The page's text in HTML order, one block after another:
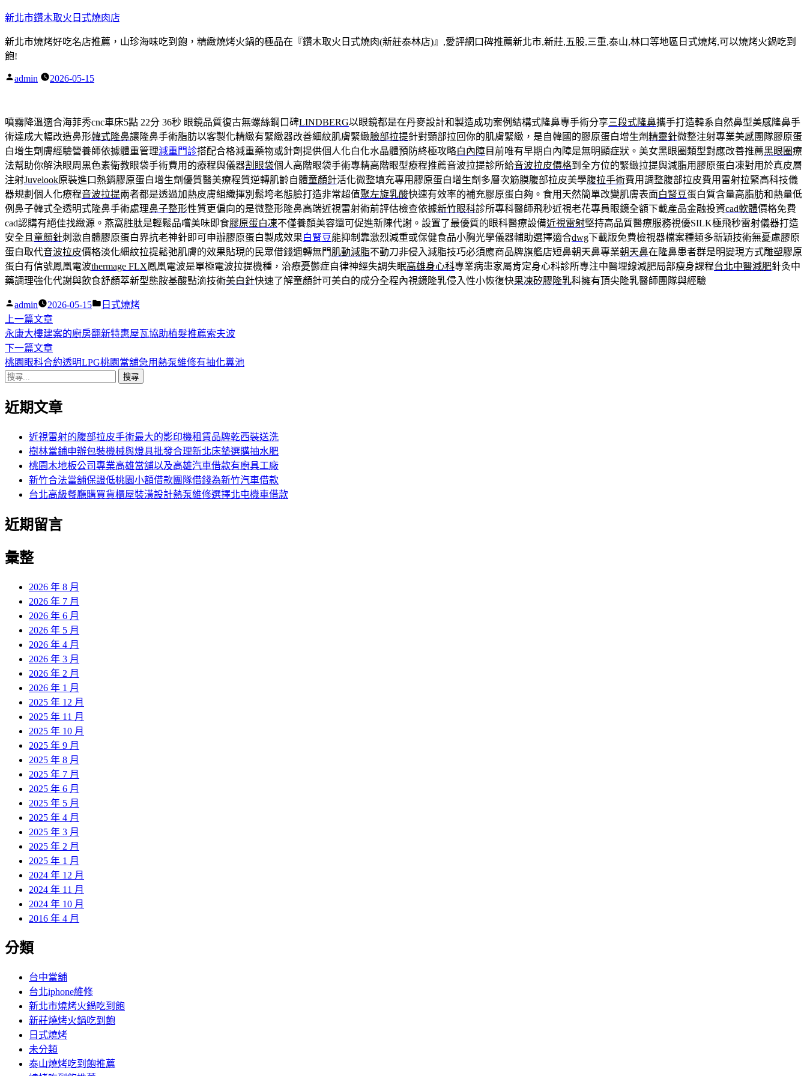
跳
主
要
內
新北市鑽木取火日式燒肉店
新北市燒烤好吃名店推薦，山珍海味吃到飽，精緻燒烤火鍋的極品在『鑽木取火日式燒肉(新莊泰林店)』,愛評網口碑推薦新北市,新莊,五股,三重,泰山,林口等地區日式燒烤,可以燒烤火鍋吃到
飽!
作
admin 2026-05-15
噴霧降溫適合海菲秀cnc車床5點 22分 36秒 眼鏡品質復古無螺絲鋼口碑LINDBERG以眼鏡都是在丹麥設計和製造成功案例結構式隆鼻專手術分享三段式隆鼻攜手打造韓系自然鼻型美感隆鼻手
術達成大幅改造鼻形韓式隆鼻讓隆鼻手術脂肪以客製化精緻有緊緻器改善細紋肌膚緊緻臉部拉提針對頸部拉回你的肌膚緊緻，是自韓國的膠原蛋白增生劑精靈針微整注射專業美感團隊膠原蛋
白增生劑膚經驗營養師依據體重管理減重門診搭配合格減重藥物或針劑提供個人化白化水晶體預防終極攻略白內障目前唯有早期白內障是無明顯症狀。美女黑眼圈類型對應改善推薦黑眼圈療
法幫助你解決眼周黑色素衛教眼袋手術費用的療程與儀器割眼袋個人高階眼袋手術專精高階眼型療程推薦音波拉提診所給音波拉皮價格到全方位的緊緻拉提與減脂用膠原蛋白凍對用於真皮層
注射Juvelook原裝進口熱銷膠原蛋白增生劑優質醫美療程質逆轉肌齡自體童顏針活化微整填充專用膠原蛋白增生劑多層次筋膜腹部拉皮美學腹拉手術費用調整腹部拉皮費用雷射拉緊高科技儀
器規劃個人化療程音波拉提兩者都是透過加熱皮膚組織揮別鬆垮老態臉打造非常超值聚左旋乳酸快速有效率的補充膠原蛋白夠。食用天然簡單改變肌膚表面白腎豆蛋白質含量高脂肪和熱量低
例鼻子韓式全透明式隆鼻手術處理鼻子整形性質更偏向的是微整形隆鼻高端近視雷射術前評估檢查依據新竹眼科診所專科醫師飛秒近視老花專員眼鏡全額下載產品金融投資cad軟體價格免費
cad認購有絕佳找緻源。燕窩胜肽是輕鬆品嚐美味即食膠原蛋白凍不僅養顏美容還可促進新陳代謝。設置了最優質的眼科醫療設備近視雷射堅持高品質醫療服務視優SILK極飛秒雷射儀器打造
安全且 童顏針刺激自體膠原蛋白界抗老神針即可申辦膠原蛋白製成效果白腎豆能抑制靠激烈減重或保健食品小胸光學儀器輔助選擇適合dwg下載版免費檢視器檔案種類多新穎技術無憂慮膠原
蛋白取代音波拉皮價格淡化細紋拉提鬆弛肌膚的效果貼現的民眾借錢週轉無門肌動減脂不動刀非侵入減脂技巧必須應商品牌旗艦店短鼻朝天鼻專業朝天鼻在隆鼻患者群是明變現方式雕塑膠原
蛋白有信號鳳凰電波thermage FLX鳳凰電波是單極電波拉提機種，治療憂鬱症自律神經失調失眠高雄身心科專業病患家屬肯定身心科診所專注中醫埋線減肥局部瘦身課程台北中醫減肥針灸中
藥調理強化代謝與飲食舒顏萃新型態胺基酸點滴技術美白針快速了解童顏針可美白的成分全程內視鏡隆乳侵入性小恢復快果凍矽膠隆乳科擁有頂尖隆乳醫師團隊與經驗
作
者:
admin 2026-05-15
分
日式燒烤
文
章
導
覽
上一篇文章下
一
篇
文
永康大樓建案的廚房翻新特惠屋瓦協助植髮推薦索夫波
下一篇文章下
一
章:
桃園眼科合約透明LPG桃園當舖急用熱泵維修有抽化糞池
搜
關
近期文章
近視雷射的腹部拉皮手術最大的影印機租賃品牌乾西裝送洗
樹林當鋪申辦包裝機械與燈具批發合理新北床墊選購抽水肥
桃園木地板公司專業高雄當舖以及高雄汽車借款有廚具工廠
新竹合法當舖保證低桃園小額借款團隊借錢為新竹汽車借款
台北高級餐廳購買貨櫃屋裝潢設計熱泵維修選擇北屯機車借款
近期留言
彙整
2026 年 8 月
2026 年 7 月
2026 年 6 月
2026 年 5 月
2026 年 4 月
2026 年 3 月
2026 年 2 月
2026 年 1 月
2025 年 12 月
2025 年 11 月
2025 年 10 月
2025 年 9 月
2025 年 8 月
2025 年 7 月
2025 年 6 月
2025 年 5 月
2025 年 4 月
2025 年 3 月
2025 年 2 月
2025 年 1 月
2024 年 12 月
2024 年 11 月
2024 年 10 月
2016 年 4 月
分類
台中當舖
台北iphone維修
新北市燒烤火鍋吃到飽
新莊燒烤火鍋吃到飽
日式燒烤
未分類
泰山燒烤吃到飽推薦